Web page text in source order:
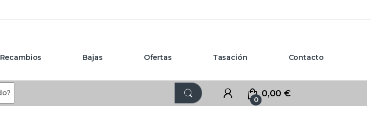
Recambios Bajas Ofertas Tasación Contacto
0
0,00€